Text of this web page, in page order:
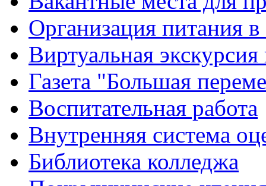
Организация питания в
Виртуальная
Газета "Большая
Воспитательная работа
Внутренняя система
Библиотека колледжа